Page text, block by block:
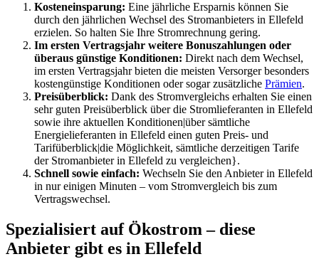
Kosteneinsparung: Eine jährliche Ersparnis können Sie
durch den jährlichen Wechsel des Stromanbieters in Ellefeld
erzielen. So halten Sie Ihre Stromrechnung gering.
Im ersten Vertragsjahr weitere Bonuszahlungen oder
überaus günstige Konditionen: Direkt nach dem Wechsel,
im ersten Vertragsjahr bieten die meisten Versorger besonders
kostengünstige Konditionen oder sogar zusätzliche Prämien.
Preisüberblick: Dank des Stromvergleichs erhalten Sie einen
sehr guten Preisüberblick über die Stromlieferanten in Ellefeld
sowie ihre aktuellen Konditionen|über sämtliche
Energielieferanten in Ellefeld einen guten Preis- und
Tarifüberblick|die Möglichkeit, sämtliche derzeitigen Tarife
der Stromanbieter in Ellefeld zu vergleichen}.
Schnell sowie einfach: Wechseln Sie den Anbieter in Ellefeld
in nur einigen Minuten – vom Stromvergleich bis zum
Vertragswechsel.
Spezialisiert auf Ökostrom – diese
Anbieter gibt es in Ellefeld